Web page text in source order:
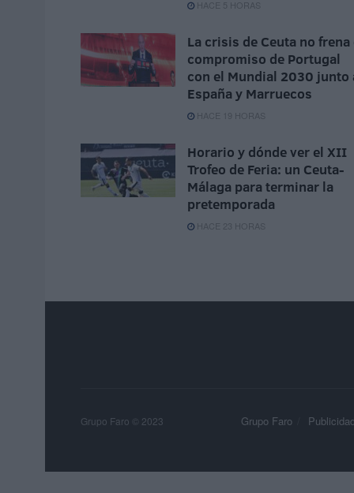
HACE 5 HORAS
La crisis de Ceuta no frena
compromiso de Portugal
con el Mundial 2030 junto
España y Marruecos
HACE 19 HORAS
Horario y dónde ver el XII
Trofeo de Feria: un Ceuta-
Málaga para terminar la
pretemporada
HACE 23 HORAS
Grupo Faro Publicidad
Grupo Faro © 2023